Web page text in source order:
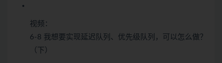
视频：
6-8 我想要实现延迟队列、优先级队列，可以怎么做？
（下）